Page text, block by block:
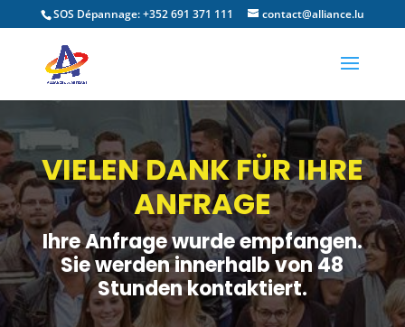
SOS Dépannage: +352 691 371 111 contact@alliance.lu
VIELEN DANK FÜR IHRE
ANFRAGE
Ihre Anfrage wurde empfangen.
Sie werden innerhalb von 48
Stunden kontaktiert.